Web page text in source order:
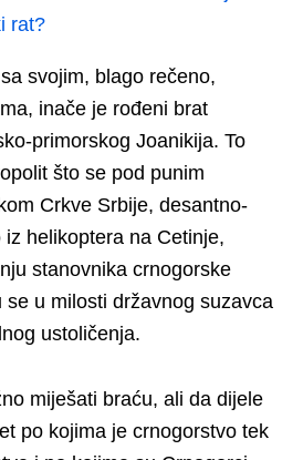
rat?
svojim, blago rečeno,
inače je rođeni brat
primorskog Joanikija. To
što se pod punim
Crkve Srbije, desantno-
helikoptera na Cetinje,
stanovnika crnogorske
se u milosti državnog suzavca
ustoličenja.
miješati braću, ali da dijele
po kojima je crnogorstvo tek